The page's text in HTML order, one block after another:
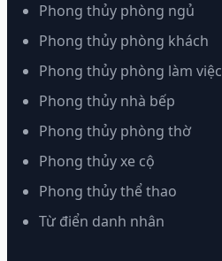
Phong thủy phòng ngủ
Phong thủy phòng khách
Phong thủy phòng làm việc
Phong thủy nhà bếp
Phong thủy phòng thờ
Phong thủy xe cộ
Phong thủy thể thao
Từ điển danh nhân